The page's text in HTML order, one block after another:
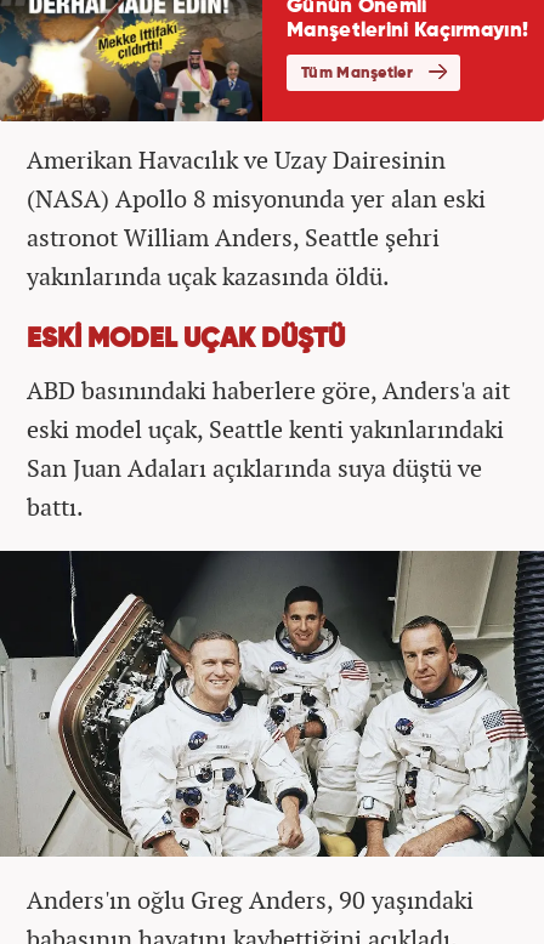
Amerikan Havacılık ve Uzay Dairesinin
(NASA) Apollo 8 misyonunda yer alan eski
astronot William Anders, Seattle şehri
yakınlarında uçak kazasında öldü.
ESKİ MODEL UÇAK DÜŞTÜ
ABD basınındaki haberlere göre, Anders'a ait
eski model uçak, Seattle kenti yakınlarındaki
San Juan Adaları açıklarında suya düştü ve
battı.
Anders'ın oğlu Greg Anders, 90 yaşındaki